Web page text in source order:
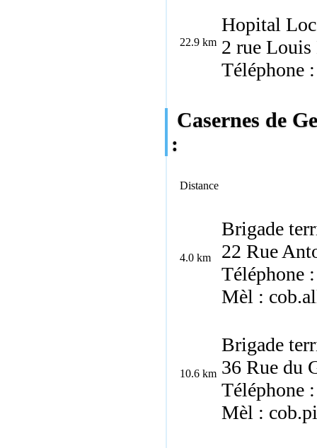
22.9 km
Hopital
2 rue
Téléphone
Casernes de
:
Distance
4.0 km
Brigade
22 Rue
Téléphone
Mèl :
10.6 km
Brigade
36 Rue du
Téléphone
Mèl :